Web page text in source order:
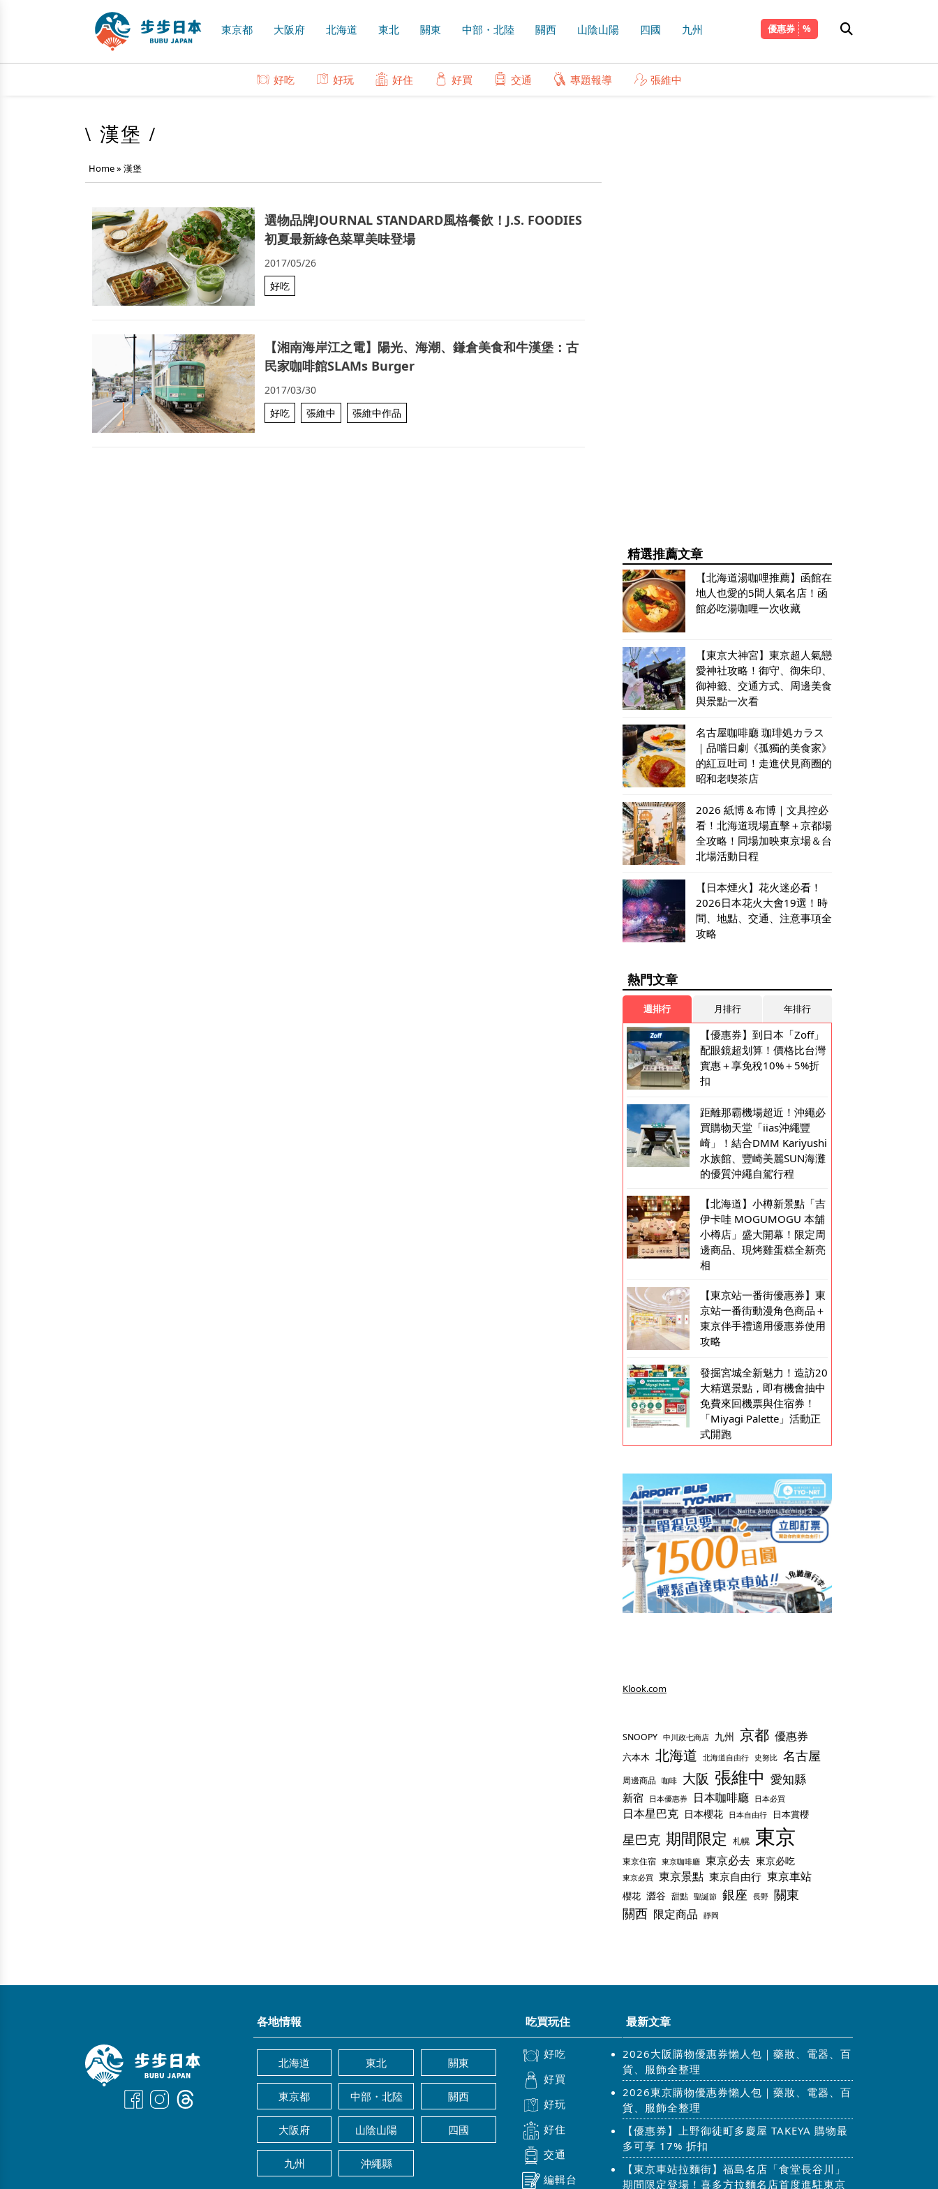
東京都 大阪府 北海道 東北 關東 中部・北陸 關西 山陰山陽 四國 九州 優惠券
好吃 好玩 好住 好買 交通 專題報導 張維中
\ 漢堡 /
Home» 漢堡
選物品牌JOURNAL STANDARD風格餐飲！J.S. FOODIES
初夏最新綠色菜單美味登場
2017/05/26
好吃
【湘南海岸江之電】陽光、海潮、鎌倉美食和牛漢堡：古
民家咖啡館SLAMs Burger
2017/03/30
好吃
張維中 張維中作品
精選推薦文章
【北海道湯咖哩推薦】函館在
地人也愛的5間人氣名店！函
館必吃湯咖哩一次收藏
【東京大神宮】東京超人氣戀
愛神社攻略！御守、御朱印、
御神籤、交通方式、周邊美食
與景點一次看
名古屋咖啡廳 珈琲処カラス
｜品嚐日劇《孤獨的美食家》
的紅豆吐司！走進伏見商圈的
昭和老喫茶店
2026 紙博＆布博｜文具控必
看！北海道現場直擊＋京都場
全攻略！同場加映東京場＆台
北場活動日程
【日本煙火】花火迷必看！
2026日本花火大會19選！時
間、地點、交通、注意事項全
攻略
熱門文章
週排行 月排行 年排行
【優惠券】到日本「Zoff」
配眼鏡超划算！價格比台灣
實惠＋享免稅10%＋5%折
扣
距離那霸機場超近！沖繩必
買購物天堂「iias沖繩豐
崎」！結合DMM Kariyushi
水族館、豐崎美麗SUN海灘
的優質沖繩自駕行程
【北海道】小樽新景點「吉
伊卡哇 MOGUMOGU 本舖
小樽店」盛大開幕！限定周
邊商品、現烤雞蛋糕全新亮
相
【東京站一番街優惠券】東
京站一番街動漫角色商品＋
東京伴手禮適用優惠券使用
攻略
發掘宮城全新魅力！造訪20
大精選景點，即有機會抽中
免費來回機票與住宿券！
「Miyagi Palette」活動正
式開跑
Klook.com
SNOOPY 中川政七商店 九州 京都 優惠券
六本木 北海道 北海道自由行 史努比 名古屋
周邊商品 咖啡 大阪 張維中 愛知縣
新宿 日本優惠券 日本咖啡廳 日本必買
日本星巴克 日本櫻花 日本自由行 日本賞櫻
星巴克 期間限定 札幌 東京
東京住宿 東京咖啡廳 東京必去 東京必吃
東京必買 東京景點 東京自由行 東京車站
櫻花 澀谷 甜點 聖誕節 銀座 長野 關東
關西 限定商品 靜岡
各地情報
北海道 東北 關東
東京都 中部・北陸 關西
大阪府 山陰山陽 四國
九州 沖繩縣
吃買玩住
好吃
好買
好玩
好住
交通
編輯台
最新文章
2026大阪購物優惠券懶人包｜藥妝、電器、百
貨、服飾全整理
2026東京購物優惠券懶人包｜藥妝、電器、百
貨、服飾全整理
【優惠券】上野御徒町多慶屋 TAKEYA 購物最
多可享 17% 折扣
【東京車站拉麵街】福島名店「食堂長谷川」
期間限定登場！喜多方拉麵名店首度進駐東京